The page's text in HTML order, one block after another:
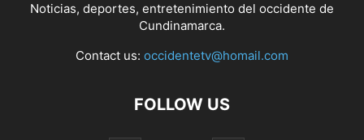
Noticias, deportes, entretenimiento del occidente de
Cundinamarca.
Contact us: occidentetv@homail.com
FOLLOW US